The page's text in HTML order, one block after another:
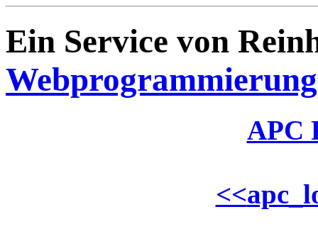
Ein Service von
Webprogrammierung
APC
<<